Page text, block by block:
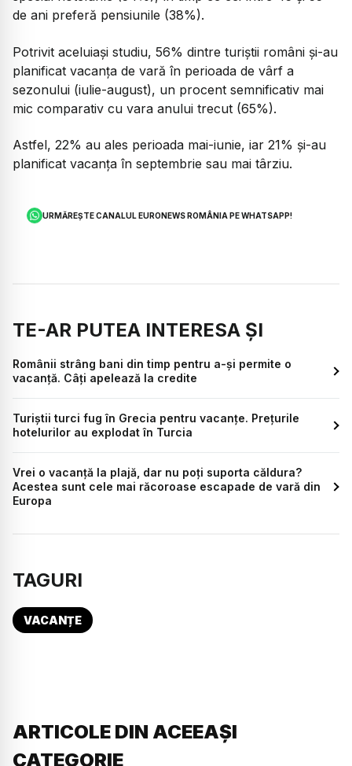
de ani preferă pensiunile (38%).
Potrivit aceluiași studiu, 56% dintre turiștii români și-au
planificat vacanța de vară în perioada de vârf a
sezonului (iulie-august), un procent semnificativ mai
mic comparativ cu vara anului trecut (65%).
Astfel, 22% au ales perioada mai-iunie, iar 21% și-au
planificat vacanța în septembrie sau mai târziu.
URMĂREȘTE CANALUL EURONEWS ROMÂNIA PE WHATSAPP!
TE-AR PUTEA INTERESA ȘI
Românii strâng bani din timp pentru a-și permite o
vacanță. Câți apelează la credite
Turiștii turci fug în Grecia pentru vacanțe. Prețurile
hotelurilor au explodat în Turcia
Vrei o vacanță la plajă, dar nu poți suporta căldura?
Acestea sunt cele mai răcoroase escapade de vară din
Europa
TAGURI
VACANȚE
ARTICOLE DIN ACEEAȘI
CATEGORIE